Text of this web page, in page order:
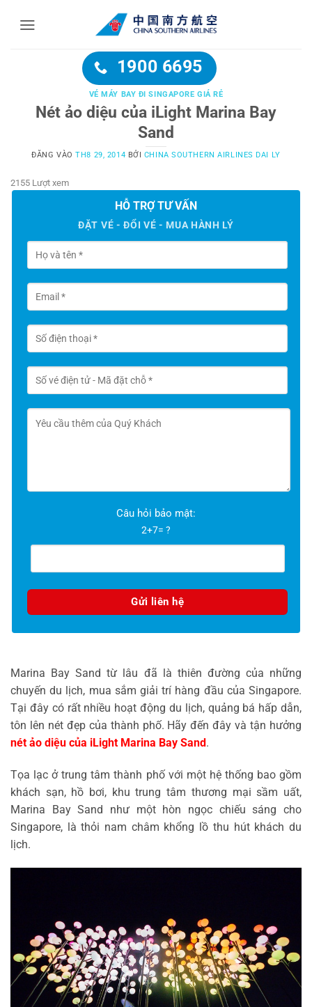
1900 6695
VÉ MÁY BAY ĐI SINGAPORE GIÁ RẺ
Nét ảo diệu của iLight Marina Bay
Sand
ĐĂNG VÀOTH8 29, 2014 BỞI CHINA SOUTHERN AIRLINES DAI LY
2155 Lượt xem
HỖ TRỢ TƯ VẤN
ĐẶT VÉ - ĐỔI VÉ - MUA HÀNH LÝ
Câu hỏi bảo mật:
2+7= ?
Marina Bay Sand từ lâu đã là thiên đường của những
chuyến du lịch, mua sắm giải trí hàng đầu của Singapore.
Tại đây có rất nhiều hoạt động du lịch, quảng bá hấp dẫn,
tôn lên nét đẹp của thành phố. Hãy đến đây và tận hưởng
nét ảo diệu của iLight Marina Bay Sand.
Tọa lạc ở trung tâm thành phố với một hệ thống bao gồm
khách sạn, hồ bơi, khu trung tâm thương mại sầm uất,
Marina Bay Sand như một hòn ngọc chiếu sáng cho
Singapore, là thỏi nam châm khổng lồ thu hút khách du
lịch.